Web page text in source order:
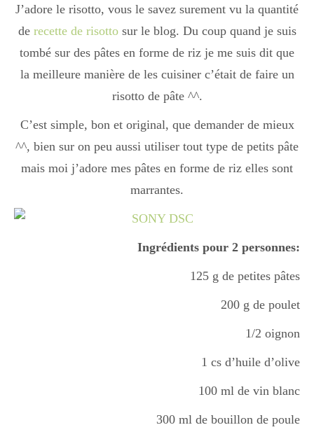
Apéro
Entrée
plats
Dessert
J’adore le risotto, vous le savez surement vu la quantité
derecette de risottosur le blog. Du coup quand je suis
tombé sur des pâtes en forme de riz je me suis dit que
la meilleure manière de les cuisiner c’était de faire un
risotto de pâte ^^.
C’est simple, bon et original, que demander de mieux
^^, bien sur on peu aussi utiliser tout type de petits pâte
mais moi j’adore mes pâtes en forme de riz elles sont
marrantes.
Ingrédients pour 2 personnes:
125 g de petites pâtes
200 g de poulet
1/2 oignon
1 cs d’huile d’olive
100 ml de vin blanc
300 ml de bouillon de poule